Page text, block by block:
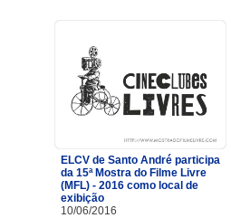
ELCV de Santo André participa
da 15ª Mostra do Filme Livre
(MFL) - 2016 como local de
exibição
10/06/2016